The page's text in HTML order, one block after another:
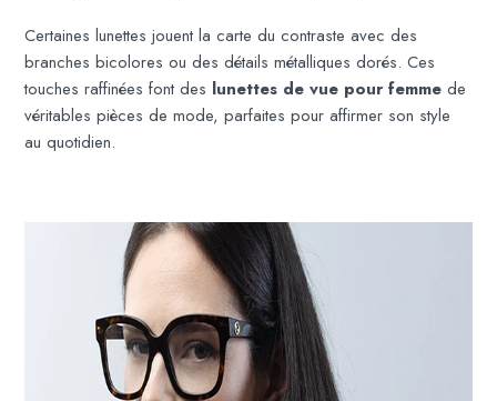
Certaines lunettes jouent la carte du contraste avec des
branches bicolores ou des détails métalliques dorés. Ces
touches raffinées font des lunettes de vue pour femme de
véritables pièces de mode, parfaites pour affirmer son style
au quotidien.